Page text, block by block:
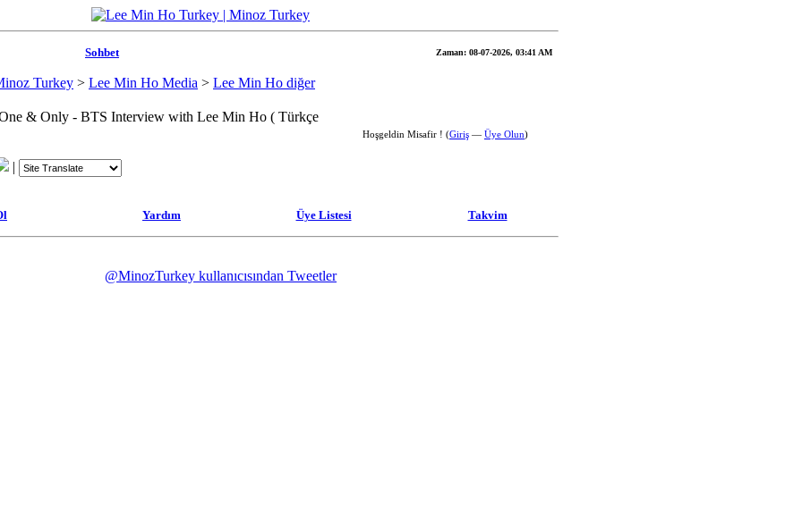
Sohbet Zaman: 08-07-2026, 03:41 AM
Turkey > Lee Min Ho Media > Lee Min Ho diğer
& Only - BTS Interview with Lee Min Ho ( Türkçe
|
Hoşgeldin Misafir ! (Giriş — Üye Olun)
Yardım Üye Listesi Takvim
@MinozTurkey kullanıcısından Tweetler